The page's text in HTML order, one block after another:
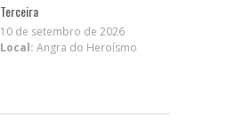
Terceira
10 de setembro de 2026
Local: Angra do Heroísmo